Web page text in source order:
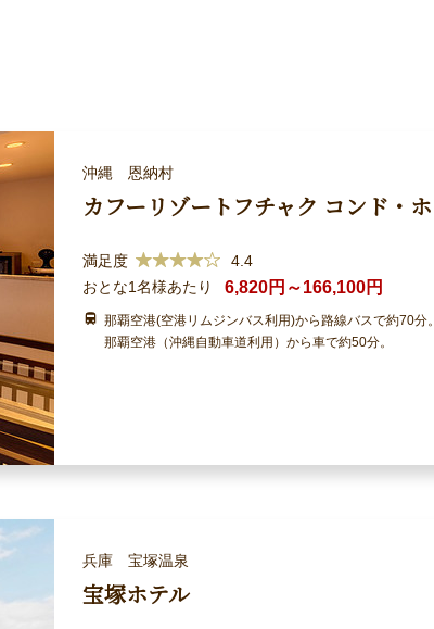
沖縄 恩納村
カフーリゾートフチャク コンド・
満足度
4.4
おとな1名様あたり
6,820円～166,100円
那覇空港(空港リムジンバス利用)から路線バスで約70分。
那覇空港（沖縄自動車道利用）から車で約50分。
兵庫 宝塚温泉
宝塚ホテル